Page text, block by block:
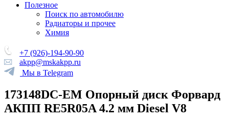
Полезное
Поиск по автомобилю
Радиаторы и прочее
Химия
+7 (926)-194-90-90
akpp@mskakpp.ru
Мы в Telegram
173148DC-EM Опорный диск Форвард
АКПП RE5R05A 4.2 мм Diesel V8